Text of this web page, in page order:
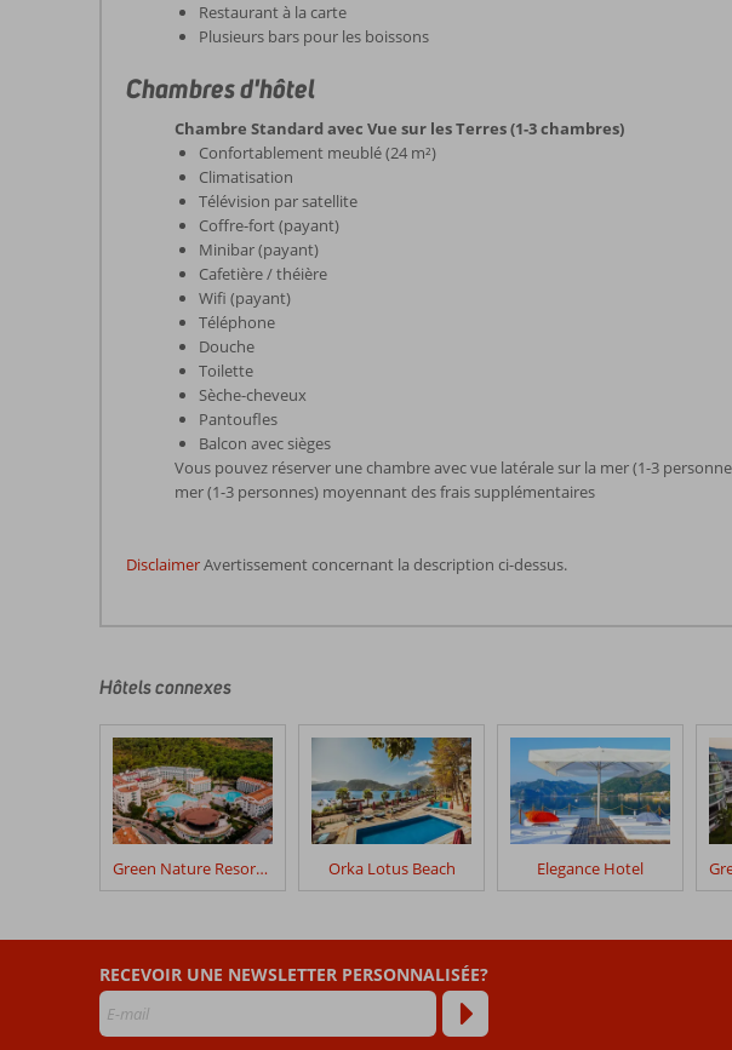
Restaurant à la carte
Plusieurs bars pour les boissons
Chambres d'hôtel
Chambre Standard avec Vue sur les Terres (1-3 chambres)
Confortablement meublé (24 m²)
Climatisation
Télévision par satellite
Coffre-fort (payant)
Minibar (payant)
Cafetière / théière
Wifi (payant)
Téléphone
Douche
Toilette
Sèche-cheveux
Pantoufles
Balcon avec sièges
Vous pouvez réserver une chambre avec vue latérale sur la mer (1-3
mer (1-3 personnes) moyennant des frais supplémentaires
DisclaimerAvertissement concernant la description ci-dessus.
écrits
nos
clients
après
leur
séjour
Golden
Les
datant
Hôtels connexes
Green Nature Resort & Spa Orka Lotus Beach Elegance Hotel
RECEVOIR UNE NEWSLETTER PERSONNALISÉE?